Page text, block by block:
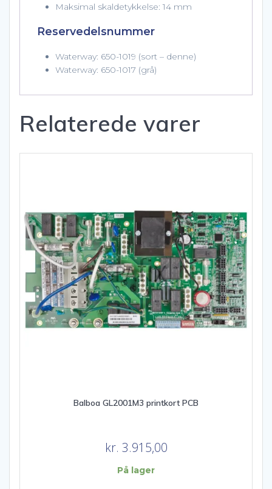
Maksimal skaldetykkelse: 14 mm
Reservedelsnummer
Waterway: 650-1019 (sort – denne)
Waterway: 650-1017 (grå)
Relaterede varer
Balboa GL2001M3 printkort PCB
kr. 3.915,00
På lager